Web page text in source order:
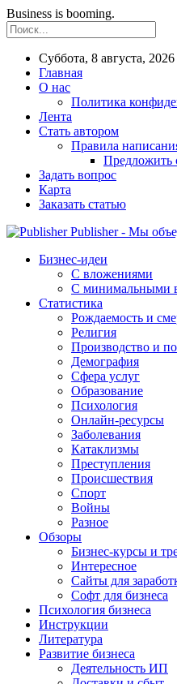
Business is booming.
Суббота, 8 августа, 2026
Главная
О нас
Политика
Лента
Стать автором
Правила
Предложить
Задать вопрос
Карта
Заказать статью
Publisher - Мы
Бизнес-идеи
С вложениями
С минимальными
Статистика
Рождаемость и
Религия
Производство и
Демография
Сфера услуг
Образование
Психология
Онлайн-ресурсы
Заболевания
Катаклизмы
Преступления
Происшествия
Спорт
Войны
Разное
Обзоры
Бизнес-курсы и
Интересное
Сайты для
Софт для бизнеса
Психология бизнеса
Инструкции
Литература
Развитие бизнеса
Деятельность ИП